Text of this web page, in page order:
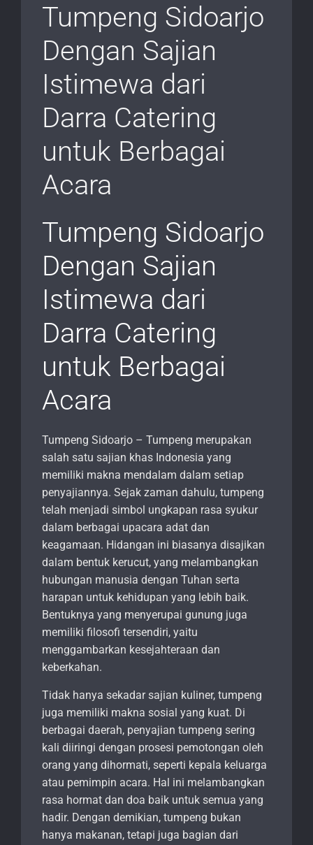
Tumpeng Sidoarjo
Dengan Sajian
Istimewa dari
Darra Catering
untuk Berbagai
Acara
Tumpeng Sidoarjo
Dengan Sajian
Istimewa dari
Darra Catering
untuk Berbagai
Acara
Tumpeng Sidoarjo – Tumpeng merupakan
salah satu sajian khas Indonesia yang
memiliki makna mendalam dalam setiap
penyajiannya. Sejak zaman dahulu, tumpeng
telah menjadi simbol ungkapan rasa syukur
dalam berbagai upacara adat dan
keagamaan. Hidangan ini biasanya disajikan
dalam bentuk kerucut, yang melambangkan
hubungan manusia dengan Tuhan serta
harapan untuk kehidupan yang lebih baik.
Bentuknya yang menyerupai gunung juga
memiliki filosofi tersendiri, yaitu
menggambarkan kesejahteraan dan
keberkahan.
Tidak hanya sekadar sajian kuliner, tumpeng
juga memiliki makna sosial yang kuat. Di
berbagai daerah, penyajian tumpeng sering
kali diiringi dengan prosesi pemotongan oleh
orang yang dihormati, seperti kepala keluarga
atau pemimpin acara. Hal ini melambangkan
rasa hormat dan doa baik untuk semua yang
hadir. Dengan demikian, tumpeng bukan
hanya makanan, tetapi juga bagian dari